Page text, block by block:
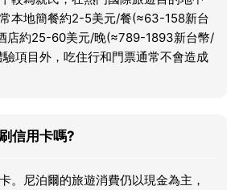
本地簡餐約2-5美元/餐(≈63-158新台
店約25-60美元/晚(≈789-1893新台幣/
項目外，吃住行和門票通常不會造成
信用卡嗎?
。尼泊爾的旅遊消費仍以現金為主，